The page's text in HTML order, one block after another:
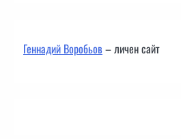
Геннадий Воробьов– личен сайт